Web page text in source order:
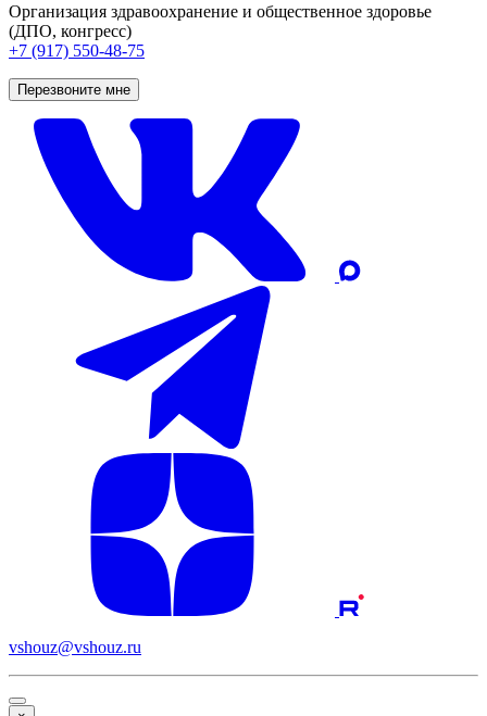
Организация здравоохранение и общественное здоровье
(ДПО, конгресс)
+7 (917) 550-48-75
Перезвоните мне
vshouz@vshouz.ru